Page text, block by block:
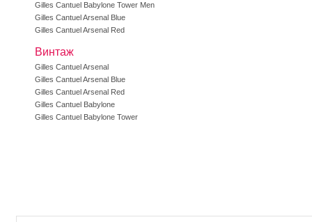
Gilles Cantuel Babylone Tower Men
Gilles Cantuel Arsenal Blue
Gilles Cantuel Arsenal Red
Винтаж
Gilles Cantuel Arsenal
Gilles Cantuel Arsenal Blue
Gilles Cantuel Arsenal Red
Gilles Cantuel Babylone
Gilles Cantuel Babylone Tower